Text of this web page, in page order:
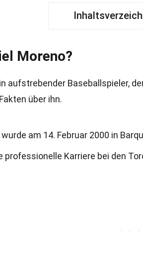
Moreno?
aufstrebender Baseballspieler,
über ihn.
am 14. Februar 2000 in
professionelle Karriere bei den